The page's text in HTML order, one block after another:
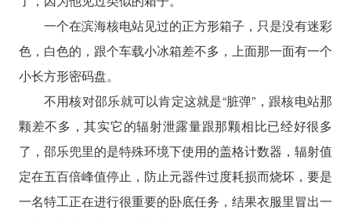
一个在滨海核电站见过的正方形箱子，只是没有迷彩
色，白色的，跟个车载小冰箱差不多，上面那一面有一个
小长方形密码盘。
不用核对邵乐就可以肯定这就是“脏弹”，跟核电站那
颗差不多，其实它的辐射泄露量跟那颗相比已经好很多
了，邵乐兜里的是特殊环境下使用的盖格计数器，辐射值
定在五百倍峰值停止，防止元器件过度耗损而烧坏，要是
一名特工正在进行很重要的卧底任务，结果衣服里冒出一